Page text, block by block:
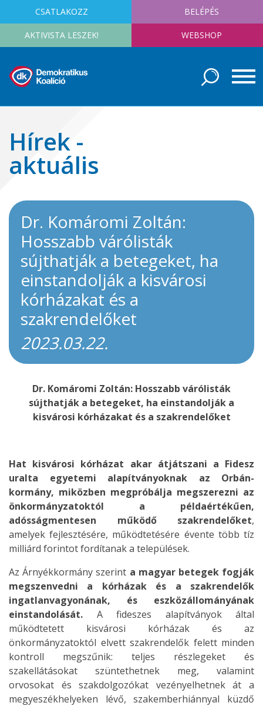
CSATLAKOZZ BELÉPÉS
AKTIVISTA LESZEK! WEBSHOP
Hírek -
aktuális
Dr. Komáromi Zoltán:
Hosszabb várólisták
sújthatják a betegeket, ha
einstandolják a kisvárosi
kórházakat és a
szakrendelőket
2023.03.22.
Dr. Komáromi Zoltán: Hosszabb várólisták
sújthatják a betegeket, ha einstandolják a
kisvárosi kórházakat és a szakrendelőket
Hat kisvárosi kórházat akar átjátszani a Fidesz
uralta egyetemi alapítványoknak az Orbán-
kormány, miközben megpróbálja megszerezni az
önkormányzatoktól a példaértékűen,
adósságmentesen működő szakrendelőket,
amelyek fejlesztésére, működtetésére évente több tíz
milliárd forintot fordítanak a települések.
Az Árnyékkormány szerint a magyar betegek fogják
megszenvedni a kórházak és a szakrendelők
ingatlanvagyonának, és eszközállományának
einstandolását. A fideszes alapítványok által
működtetett kisvárosi kórházak és az
önkormányzatoktól elvett szakrendelők felett minden
kontroll megszűnik: teljes részlegeket és
szakellátásokat szüntethetnek meg, valamint
orvosokat és szakdolgozókat vezényelhetnek át a
megyeszékhelyeken lévő, szakemberhiánnyal küzdő